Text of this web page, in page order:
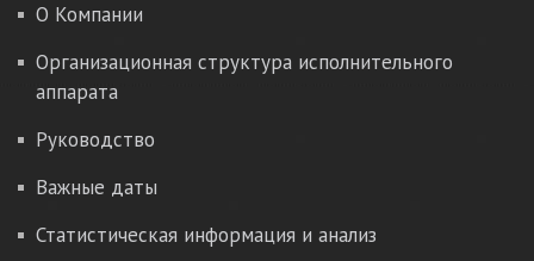
О Компании
Организационная структура исполнительного
аппарата
Руководство
Важные даты
Статистическая информация и анализ